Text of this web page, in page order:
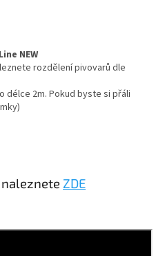
NEW
rozdělení pivovarů dle
délce 2m. Pokud byste si přáli
ZDE